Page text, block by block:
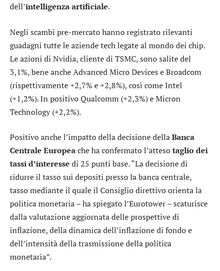
dell’intelligenzaartificiale.
Negli scambi pre-mercato hanno registrato rilevanti
guadagni tutte le aziende tech legate al mondo dei chip.
Le azioni di Nvidia, cliente di TSMC, sono salite del
3,1%, bene ancheAdvanced Micro Devices eBroadcom
(rispettivamente +2,7% e +2,8%), così comeIntel
(+1,2%). In positivoQualcomm (+2,3%) eMicron
Technology(+2,2%).
Positivo anche l’impatto della decisione dellaBanca
Centrale Europeache ha confermato l’attesotaglio dei
tassi d’interesse di 25 punti base. “La decisione di
ridurre il tasso sui depositi presso la banca centrale,
tasso mediante il quale il Consiglio direttivo orienta la
politica monetaria – ha spiegato l’Eurotower – scaturisce
dalla valutazione aggiornata delle prospettive di
inflazione, della dinamica dell’inflazione di fondo e
dell’intensità della trasmissione della politica
monetaria”.